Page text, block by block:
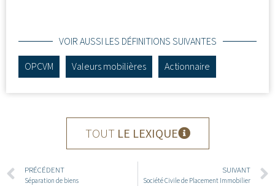
VOIR AUSSI LES DÉFINITIONS SUIVANTES
OPCVM
Valeurs mobilières Actionnaire
TOUT LE LEXIQUE
PRÉCÉDENT
Séparation de biens
SUIVANT
Société Civile de Placement Immobilier